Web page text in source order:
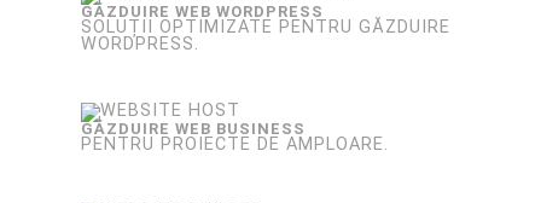
GĂZDUIRE WEB WORDPRESS
SOLUȚII OPTIMIZATE PENTRU GĂZDUIRE
WORDPRESS.
GĂZDUIRE WEB BUSINESS
PENTRU PROIECTE DE AMPLOARE.